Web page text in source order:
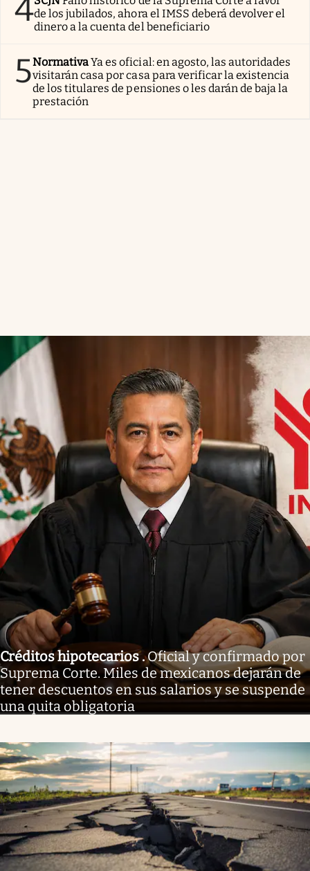
4de los jubilados, ahora el IMSS deberá devolver el
dinero a la cuenta del beneficiario
5NormativaYa es oficial: en agosto, las autoridades
visitarán casa por casa para verificar la existencia
de los titulares de pensiones o les darán de baja la
prestación
Créditos hipotecarios.Oficial y confirmado por
Suprema Corte. Miles de mexicanos dejarán de
tener descuentos en sus salarios y se suspende
una quita obligatoria